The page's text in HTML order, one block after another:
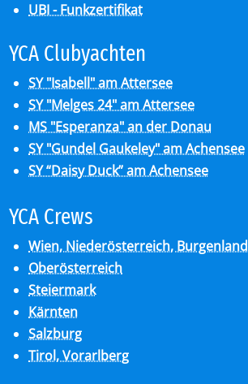
UBI - Funkzertifikat
YCA Club­y­ach­ten
SY "Isabell" am Attersee
SY "Melges 24" am Attersee
MS "Esperanza" an der Donau
SY "Gundel Gaukeley" am Achensee
SY “Daisy Duck” am Achensee
YCA Crews
Wien, Niederösterreich, Burgenland
Oberösterreich
Steiermark
Kärnten
Salzburg
Tirol, Vorarlberg